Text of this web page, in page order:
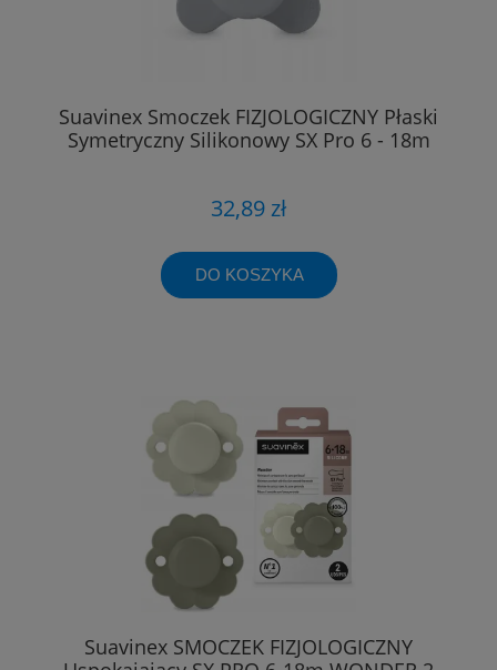
Suavinex Smoczek FIZJOLOGICZNY Płaski
Symetryczny Silikonowy SX Pro 6 - 18m
32,89 zł
DO KOSZYKA
Suavinex SMOCZEK FIZJOLOGICZNY